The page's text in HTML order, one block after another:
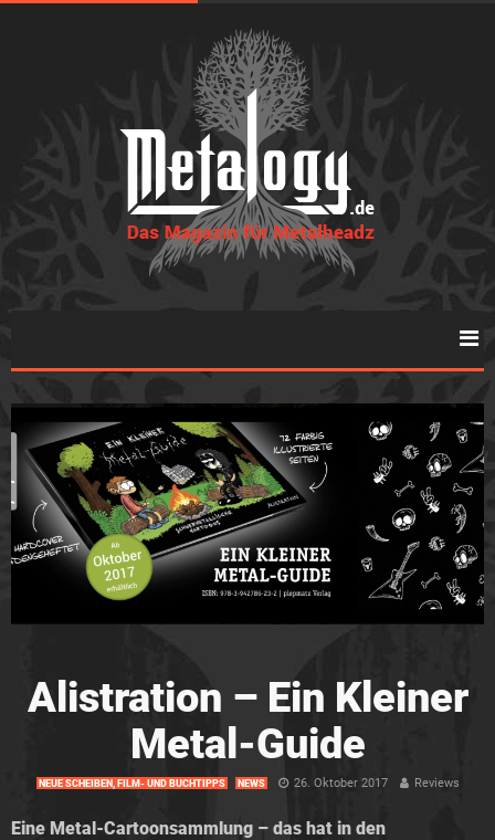
Alistration – Ein Kleiner
Metal-Guide
NEUE SCHEIBEN, FILM- UND BUCHTIPPS NEWS 26. Oktober 2017 Reviews
Eine Metal-Cartoonsammlung – das hat in den